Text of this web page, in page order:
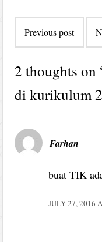
navigation
Previous post
2 thoughts on
di kurikulum
Farhan
buat TIK
JULY 27, 2016